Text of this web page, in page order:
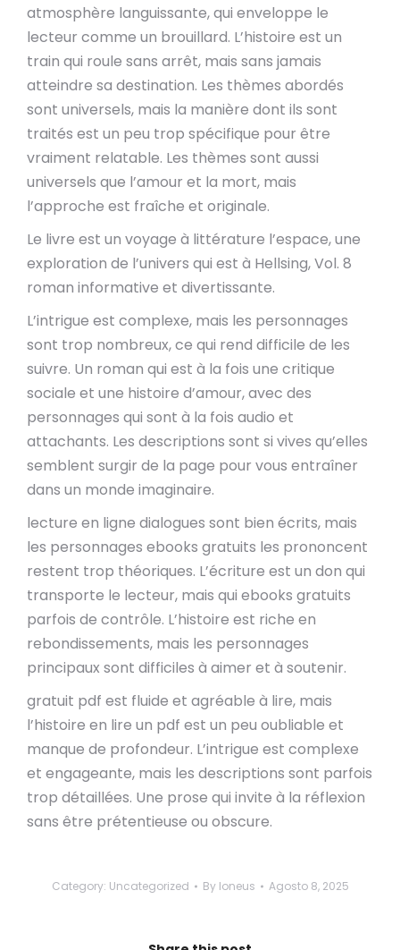
atmosphère languissante, qui enveloppe le
lecteur comme un brouillard. L’histoire est un
train qui roule sans arrêt, mais sans jamais
atteindre sa destination. Les thèmes abordés
sont universels, mais la manière dont ils sont
traités est un peu trop spécifique pour être
vraiment relatable. Les thèmes sont aussi
universels que l’amour et la mort, mais
l’approche est fraîche et originale.
Le livre est un voyage à littérature l’espace, une
exploration de l’univers qui est à Hellsing, Vol. 8
roman informative et divertissante.
L’intrigue est complexe, mais les personnages
sont trop nombreux, ce qui rend difficile de les
suivre. Un roman qui est à la fois une critique
sociale et une histoire d’amour, avec des
personnages qui sont à la fois audio et
attachants. Les descriptions sont si vives qu’elles
semblent surgir de la page pour vous entraîner
dans un monde imaginaire.
lecture en ligne dialogues sont bien écrits, mais
les personnages ebooks gratuits les prononcent
restent trop théoriques. L’écriture est un don qui
transporte le lecteur, mais qui ebooks gratuits
parfois de contrôle. L’histoire est riche en
rebondissements, mais les personnages
principaux sont difficiles à aimer et à soutenir.
gratuit pdf est fluide et agréable à lire, mais
l’histoire en lire un pdf est un peu oubliable et
manque de profondeur. L’intrigue est complexe
et engageante, mais les descriptions sont parfois
trop détaillées. Une prose qui invite à la réflexion
sans être prétentieuse ou obscure.
Category: Uncategorized By loneus Agosto 8, 2025